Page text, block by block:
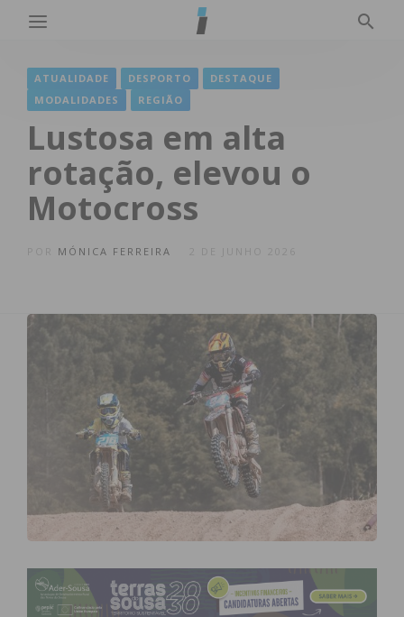
ATUALIDADE DESPORTO
DESTAQUE
MODALIDADES
REGIÃO
Lustosa em alta
rotação, elevou o
Motocross
MÓNICA FERREIRA